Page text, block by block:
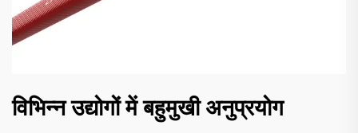
विभिन्न उद्योगों में बहुमुखी अनुप्रयोग